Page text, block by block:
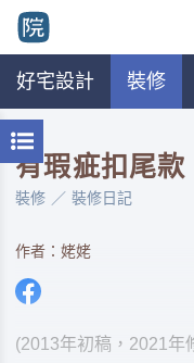
好宅設計 裝修
有瑕疵扣尾
裝修 裝修日記
作者：姥姥
(2013年初稿，2021年